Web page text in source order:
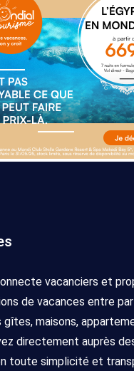
vacanciers et
de vacances entre
gîtes, maisons,
directement auprès
toute simplicité et